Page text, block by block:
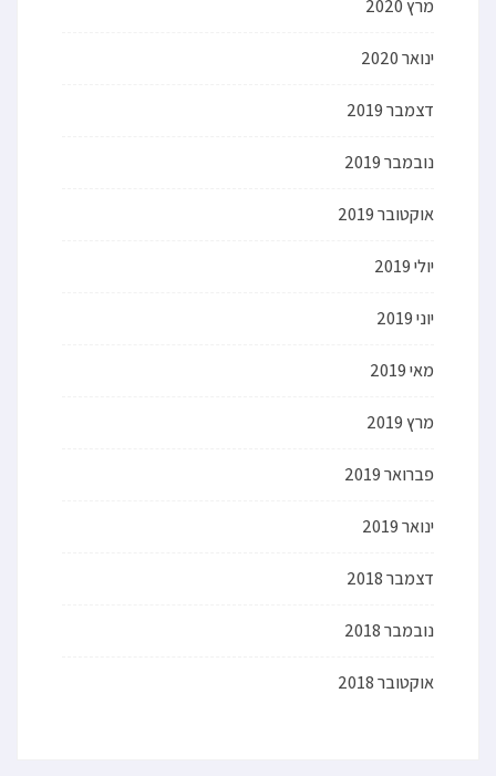
מרץ 2020
ינואר 2020
דצמבר 2019
נובמבר 2019
אוקטובר 2019
יולי 2019
יוני 2019
מאי 2019
מרץ 2019
פברואר 2019
ינואר 2019
דצמבר 2018
נובמבר 2018
אוקטובר 2018